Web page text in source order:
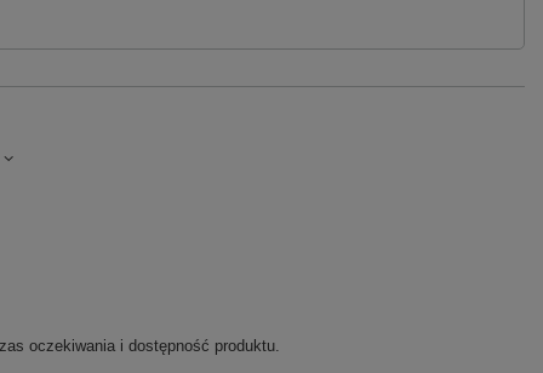
oczekiwania i dostępność produktu.